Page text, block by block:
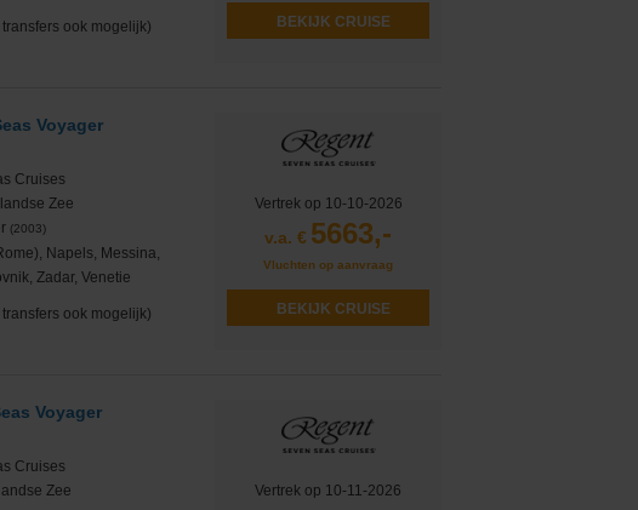
ook mogelijk)
BEKIJK CRUISE
Voyager
Cruises
Zee
(2003)
Napels, Messina,
Zadar, Venetie
ook mogelijk)
Vertrek op 10-10-2026
v.a. € 5663,-
Vluchten op aanvraag
BEKIJK CRUISE
Voyager
Cruises
Zee
Vertrek op 10-11-2026